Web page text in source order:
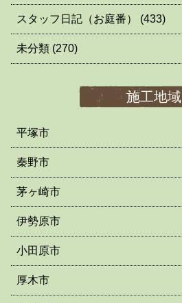
スタッフ日記（お庭番） (433)
未分類 (270)
施工地域
平塚市
秦野市
茅ヶ崎市
伊勢原市
小田原市
厚木市